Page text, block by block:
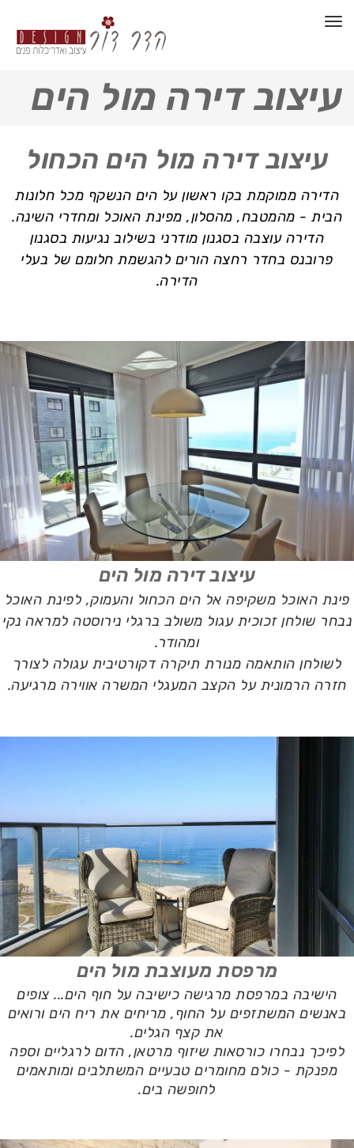
תפריט
עיצוב דירה מול הים
עיצוב דירה מול הים הכחול
הדירה ממוקמת בקו ראשון על הים הנשקף מכל חלונות
הבית - מהמטבח, מהסלון, מפינת האוכל ומחדרי השינה.
הדירה עוצבה בסגנון מודרני בשילוב נגיעות בסגנון
פרובנס בחדר רחצה הורים להגשמת חלומם של בעלי
הדירה.
עיצוב דירה מול הים
פינת האוכל משקיפה אל הים הכחול והעמוק, לפינת האוכל
נבחר שולחן זכוכית עגול משולב ברגלי נירוסטה למראה נקי
ומהודר.
לשולחן הותאמה מנורת תיקרה דקורטיבית עגולה לצורך
חזרה הרמונית על הקצב המעגלי המשרה אווירה מרגיעה.
מרפסת מעוצבת מול הים
הישיבה במרפסת מרגישה כישיבה על חוף הים... צופים
באנשים המשתזפים על החוף, מריחים את ריח הים ורואים
את קצף הגלים.
לפיכך נבחרו כורסאות שיזוף מרטאן, הדום לרגליים וספה
מפנקת - כולם מחומרים טבעיים המשתלבים ומותאמים
לחופשה בים.